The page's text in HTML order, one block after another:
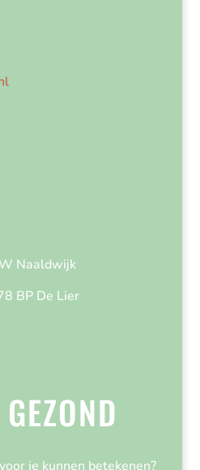
Naaldwijk
BP De Lier
je kunnen betekenen?